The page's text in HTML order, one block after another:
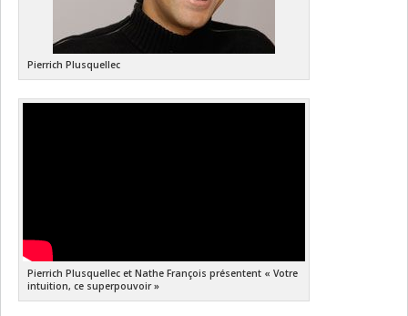
Pierrich Plusquellec
Pierrich Plusquellec et Nathe François présentent « Votre
intuition, ce superpouvoir »